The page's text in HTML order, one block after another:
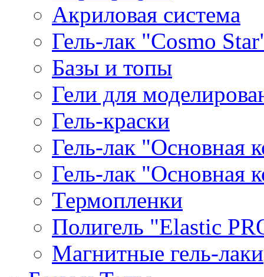
Акриловая система
Гель-лак "Cosmo
Базы и топы
Гели для
Гель-краски
Гель-лак "Основная
Гель-лак "Основная
Термопленки
Полигель "Elastic
Магнитные гель-лаки